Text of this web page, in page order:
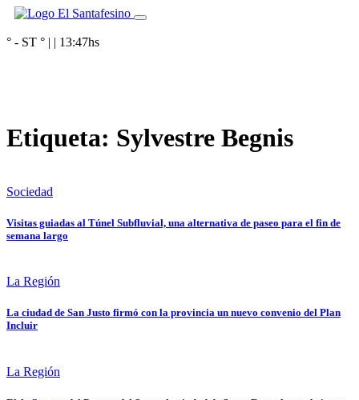
° - ST ° | | 13:47hs
Etiqueta: Sylvestre Begnis
Sociedad
Visitas guiadas al Túnel Subfluvial, una alternativa de paseo para el fin de
semana largo
La Región
La ciudad de San Justo firmó con la provincia un nuevo convenio del Plan
Incluir
La Región